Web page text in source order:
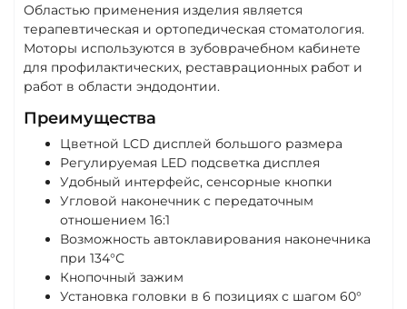
Областью применения изделия является
терапевтическая и ортопедическая стоматология.
Моторы используются в зубоврачебном кабинете
для профилактических, реставрационных работ и
работ в области эндодонтии.
Преимущества
Цветной LCD дисплей большого размера
Регулируемая LED подсветка дисплея
Удобный интерфейс, сенсорные кнопки
Угловой наконечник с передаточным
отношением 16:1
Возможность автоклавирования наконечника
при 134°С
Кнопочный зажим
Установка головки в 6 позициях с шагом 60°